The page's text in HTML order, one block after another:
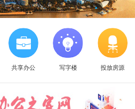
共享办公 写字楼 投放房源